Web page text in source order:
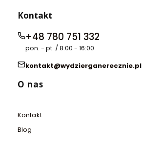
Kontakt
+48 780 751 332
pon. - pt. / 8:00 - 16:00
kontakt@wydzierganerecznie.pl
Linki w stopce
O nas
Kontakt
Blog